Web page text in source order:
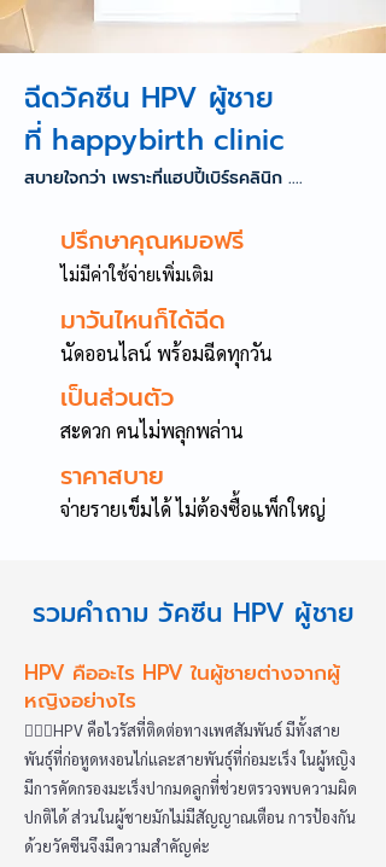
ฉีดวัคซีน HPV ผู้ชาย
ที่ happybirth clinic
สบายใจกว่า เพราะที่แฮปปี้เบิร์ธคลินิก ....
ปรึกษาคุณหมอฟรี
ไม่มีค่าใช้จ่ายเพิ่มเติม
มาวันไหนก็ได้ฉีด
นัดออนไลน์ พร้อมฉีดทุกวัน
เป็นส่วนตัว
สะดวก คนไม่พลุกพล่าน
ราคาสบาย
จ่ายรายเข็มได้ ไม่ต้องซื้อแพ็กใหญ่
รวมคำถาม วัคซีน HPV ผู้ชาย
HPV คืออะไร HPV ในผู้ชายต่างจากผู้
หญิงอย่างไร
👩🏻‍⚕️HPV คือไวรัสที่ติดต่อทางเพศสัมพันธ์ มีทั้งสาย
พันธุ์ที่ก่อหูดหงอนไก่และสายพันธุ์ที่ก่อมะเร็ง ในผู้หญิง
มีการคัดกรองมะเร็งปากมดลูกที่ช่วยตรวจพบความผิด
ปกติได้ ส่วนในผู้ชายมักไม่มีสัญญาณเตือน การป้องกัน
ด้วยวัคซีนจึงมีความสำคัญค่ะ